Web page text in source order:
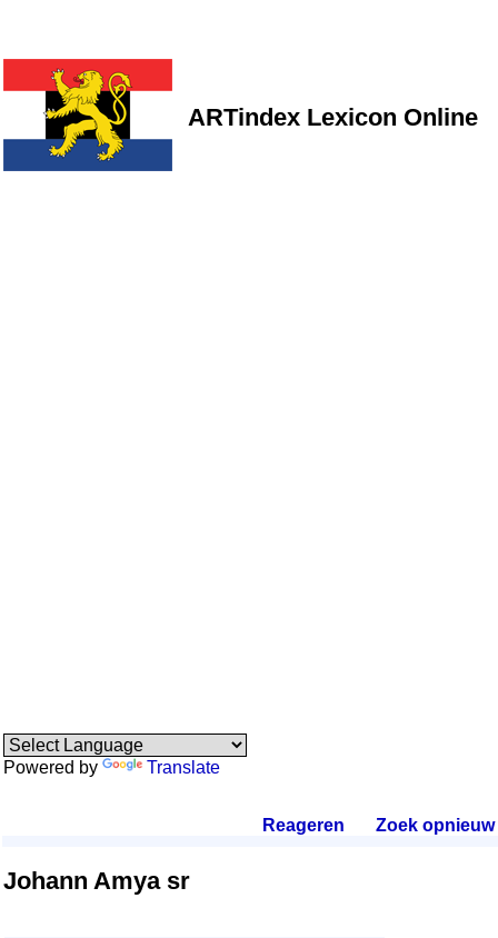
ARTindex Lexicon Online
Powered by Translate
Reageren Zoek opnieuw.
Johann Amya sr